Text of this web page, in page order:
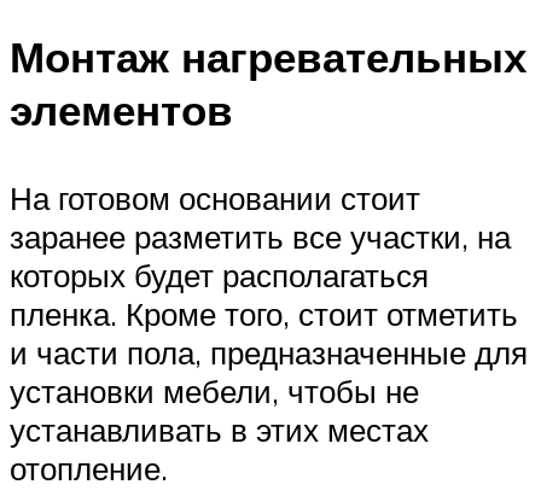
Монтаж нагревательных
элементов
На готовом основании стоит
заранее разметить все участки, на
которых будет располагаться
пленка. Кроме того, стоит отметить
и части пола, предназначенные для
установки мебели, чтобы не
устанавливать в этих местах
отопление.